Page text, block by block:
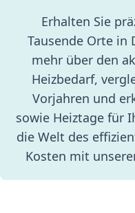
Erhalten Sie
Tausende Orte in
mehr über den
Heizbedarf,
Vorjahren und
sowie Heiztage für
die Welt des
Kosten mit